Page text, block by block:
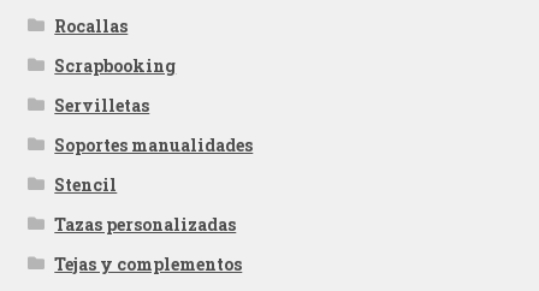
Rocallas
Scrapbooking
Servilletas
Soportes manualidades
Stencil
Tazas personalizadas
Tejas y complementos